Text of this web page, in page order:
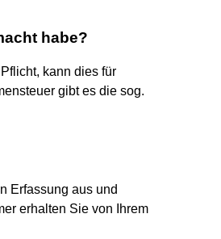
habe?
kann dies für
gibt es die sog.
Erfassung aus und
erhalten Sie von Ihrem